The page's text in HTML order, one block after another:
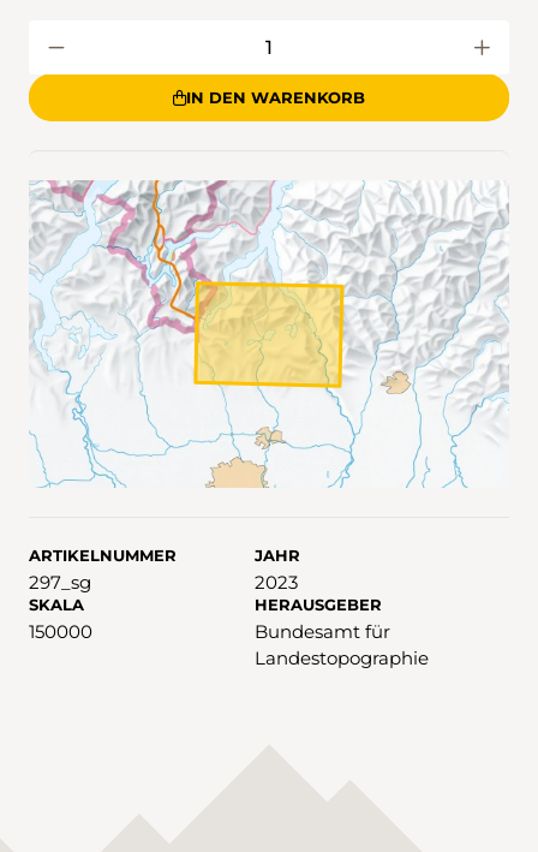
IN DEN WARENKORB
ARTIKELNUMMER
297_sg
JAHR
2023
SKALA
150000
HERAUSGEBER
Bundesamt für
Landestopographie